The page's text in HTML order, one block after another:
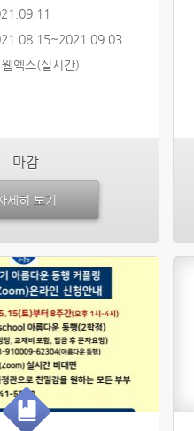
엑스(실시간)
마감
세히 보기